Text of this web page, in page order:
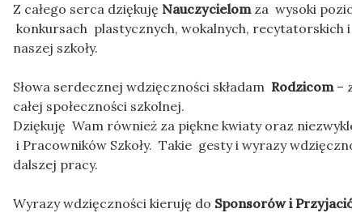
Z całego serca dziękuję Nauczycielomza wysoki
konkursach plastycznych, wokalnych, recytatorskich
naszej szkoły.
Słowa serdecznej wdzięczności składam Rodzicom–
całej społeczności szkolnej.
Dziękuję Wam również za piękne kwiaty oraz
i Pracowników Szkoły. Takie gesty i wyrazy
dalszej pracy.
Wyrazy wdzięczności kieruję do Sponsorów i